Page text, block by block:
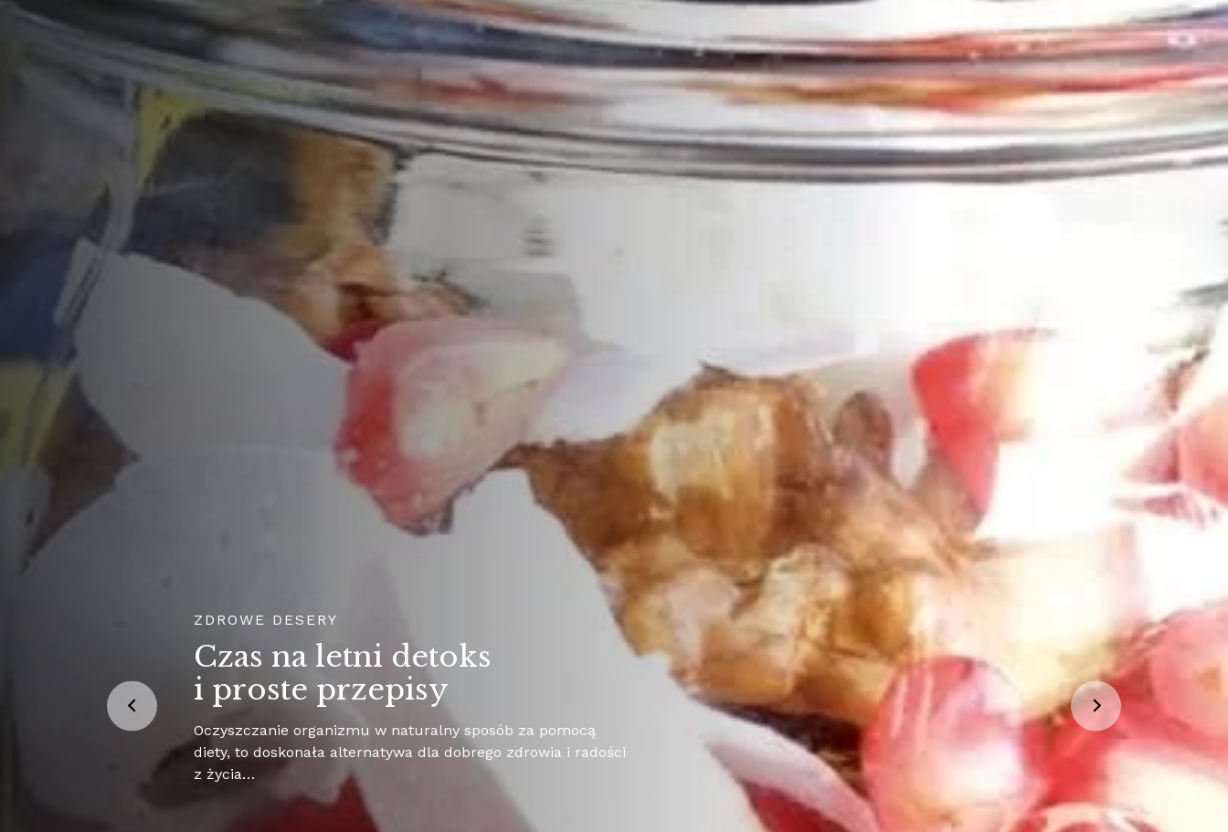
Czas na letni detoks
i proste przepisy
ZDROWE DESERY
Oczyszczanie organizmu w naturalny sposób za pomocą
diety, to doskonała alternatywa dla dobrego zdrowia i radości
z życia…
Gotuj zdrowo
i odzyskaj super odporność
WZMOCNJI JELITA!
Obudź wewnętrznego lekarza, ciesz się dobrym
samopoczuciem na co dzień i pokonaj przewlekłe
zmęczenie…